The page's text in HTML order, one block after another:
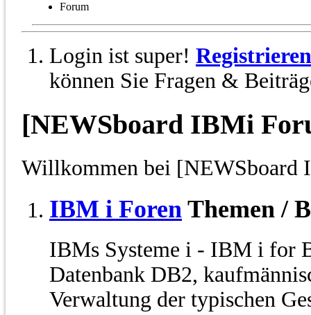
Forum
Login ist super! Registrieren
können Sie Fragen &
[NEWSboard IBMi
Willkommen bei [NEWSboard
IBM i Foren Themen /
IBMs Systeme i - IBM i for
Datenbank DB2,
Verwaltung der typischen